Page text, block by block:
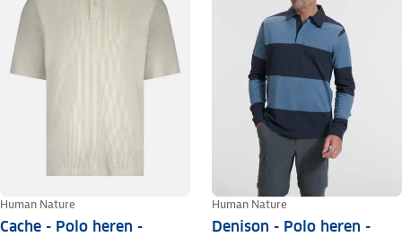
Human Nature
Cache - Polo heren -
Human Nature
Denison - Polo heren -